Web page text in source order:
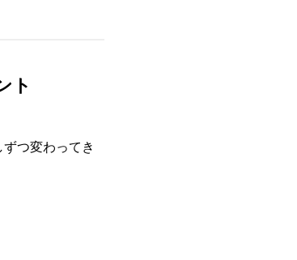
ト
つ変わってき